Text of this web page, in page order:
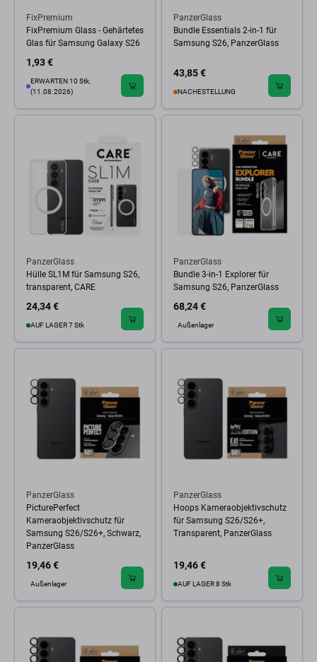
FixPremium
FixPremium Glass - Gehärtetes
Glas für Samsung Galaxy S26
1,93 €
ERWARTEN 10 Stk,
(11.08.2026)
PanzerGlass
Bundle Essentials 2-in-1 für
Samsung S26, PanzerGlass
43,85 €
NACHESTELLUNG
PanzerGlass
Hülle SL1M für Samsung S26,
transparent, CARE
24,34 €
AUF LAGER 7 Stk
PanzerGlass
Bundle 3-in-1 Explorer für
Samsung S26, PanzerGlass
68,24 €
Außenlager
PanzerGlass
PicturePerfect
Kameraobjektivschutz für
Samsung S26/S26+, Schwarz,
PanzerGlass
19,46 €
Außenlager
PanzerGlass
Hoops Kameraobjektivschutz
für Samsung S26/S26+,
Transparent, PanzerGlass
19,46 €
AUF LAGER 8 Stk